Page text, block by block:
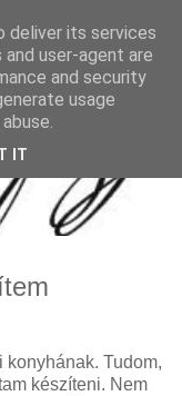
konyhának. Tudom,
készíteni. Nem
deliver its services
user-agent are
and security
usage
IT